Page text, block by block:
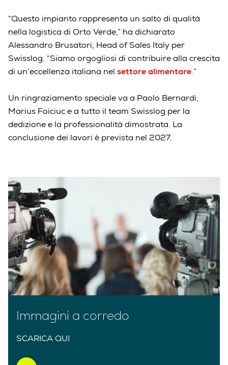
“Questo impianto rappresenta un salto di qualità
nella logistica di Orto Verde,” ha dichiarato
Alessandro Brusatori, Head of Sales Italy per
Swisslog. “Siamo orgogliosi di contribuire alla crescita
di un’eccellenza italiana nel settore alimentare.”
Un ringraziamento speciale va a Paolo Bernardi,
Marius Foiciuc e a tutto il team Swisslog per la
dedizione e la professionalità dimostrata. La
conclusione dei lavori è prevista nel 2027.
Immagini a corredo
SCARICA QUI